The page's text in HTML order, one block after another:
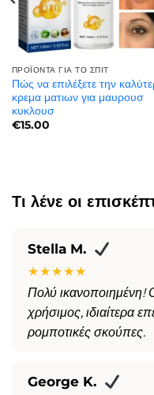
ΠΡΟΪΌΝΤΑ ΓΙΑ ΤΟ ΣΠΊΤ
Πώς να επιλέξετε την
κρεμα ματιων για μαυρουσ
κυκλουσ​
€15.00
Τι λένε οι
Stella M.
★★★★★
Πολύ ικανοποιημένη!
χρήσιμος, ιδιαίτερα
ρομποτικές σκούπες.
George K.